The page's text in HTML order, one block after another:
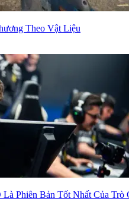
Theo Vật Liệu
Phiên Bản Tốt Nhất Của Trò